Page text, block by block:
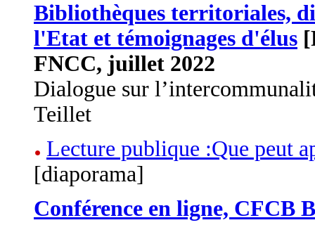
Bibliothèques territoriales,
l'Etat et témoignages d'élus
FNCC, juillet 2022
Dialogue sur
Teillet
Lecture publique :Que peut
[diaporama]
Conférence en ligne, CFCB